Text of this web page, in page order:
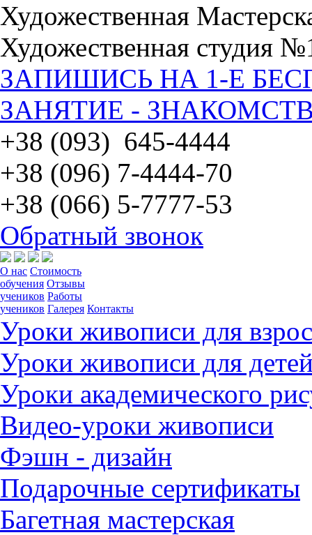
Художественная
Художественная студия
ЗАПИШИСЬ НА 1-Е
ЗАНЯТИЕ -
+38 (093) 645-4444
+38 (096) 7-4444-70
+38 (066) 5-7777-53
Обратный звонок
О нас Стоимость
обучения Отзывы
учеников Работы
учеников Галерея Контакты
Уроки живописи для
Уроки живописи для
Уроки академического
Видео-уроки живописи
Фэшн - дизайн
Подарочные сертификаты
Багетная мастерская